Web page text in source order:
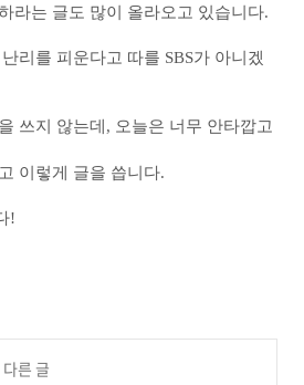
라는 글도 많이 올라오고 있습니다.
리를 피운다고 따를 SBS가 아니겠
쓰지 않는데, 오늘은 너무 안타깝고
이렇게 글을 씁니다.
!
른 글